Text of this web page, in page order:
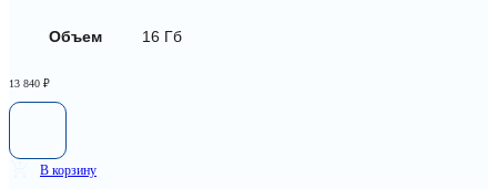
Объем 16 Гб
13 840 ₽
В корзину